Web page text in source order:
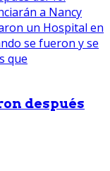
después